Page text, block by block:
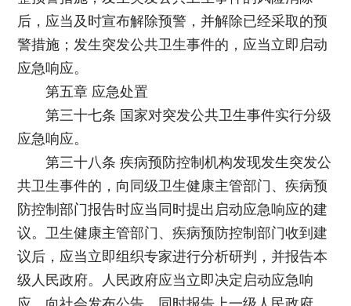
后，应当及时宣布解除预警，并解除已经采取的预
警措施；发生突发公共卫生事件的，应当立即启动
应急响应。
第五章 应急处置
第三十七条 国家对突发公共卫生事件实行分级
应急响应。
第三十八条 疾病预防控制机构发现发生突发公
共卫生事件的，向同级卫生健康主管部门、疾病预
防控制部门报告时应当同时提出启动应急响应的建
议。卫生健康主管部门、疾病预防控制部门收到建
议后，应当立即组织专家进行分析研判，并报告本
级人民政府。人民政府应当立即决定启动应急响